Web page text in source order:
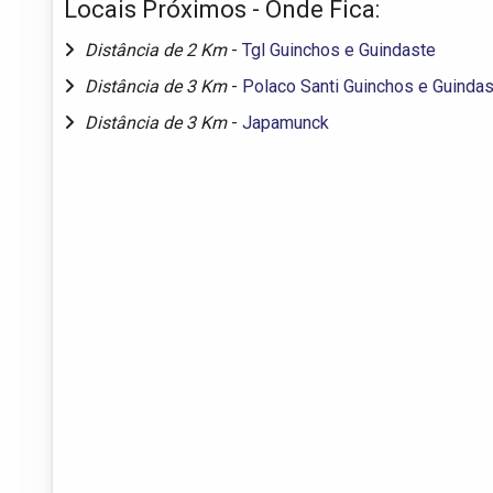
Locais Próximos - Onde Fica:
Distância de 2 Km - Tgl Guinchos e Guindaste
Distância de 3 Km - Polaco Santi Guinchos e
Distância de 3 Km - Japamunck